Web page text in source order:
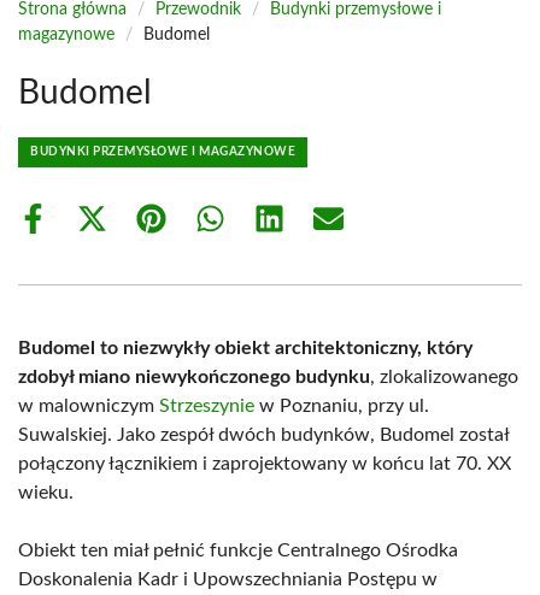
Strona główna / Przewodnik /
Budynki przemysłowe i
magazynowe
/ Budomel
Budomel
BUDYNKI PRZEMYSŁOWE I MAGAZYNOWE
Share
Share
(Twitter)
Share Share Share Share
Budomel to niezwykły obiekt architektoniczny, który
zdobył miano niewykończonego budynku, zlokalizowanego
w malowniczym Strzeszynie w Poznaniu, przy ul.
Suwalskiej. Jako zespół dwóch budynków, Budomel został
połączony łącznikiem i zaprojektowany w końcu lat 70. XX
wieku.
Obiekt ten miał pełnić funkcje Centralnego Ośrodka
Doskonalenia Kadr i Upowszechniania Postępu w